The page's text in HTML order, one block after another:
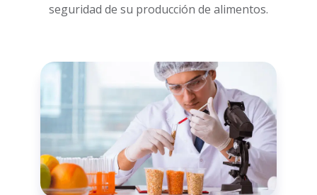
seguridad de su producción de alimentos.